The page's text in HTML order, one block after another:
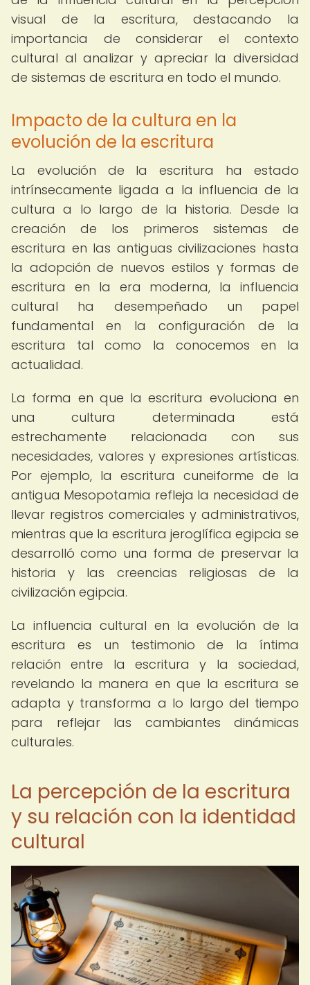
visual de la escritura, destacando la
importancia de considerar el contexto
cultural al analizar y apreciar la diversidad
de sistemas de escritura en todo el mundo.
Impacto de la cultura en la
evolución de la escritura
La evolución de la escritura ha estado
intrínsecamente ligada a la influencia de la
cultura a lo largo de la historia. Desde la
creación de los primeros sistemas de
escritura en las antiguas civilizaciones hasta
la adopción de nuevos estilos y formas de
escritura en la era moderna, la influencia
cultural ha desempeñado un papel
fundamental en la configuración de la
escritura tal como la conocemos en la
actualidad.
La forma en que la escritura evoluciona en
una cultura determinada está
estrechamente relacionada con sus
necesidades, valores y expresiones artísticas.
Por ejemplo, la escritura cuneiforme de la
antigua Mesopotamia refleja la necesidad de
llevar registros comerciales y administrativos,
mientras que la escritura jeroglífica egipcia se
desarrolló como una forma de preservar la
historia y las creencias religiosas de la
civilización egipcia.
La influencia cultural en la evolución de la
escritura es un testimonio de la íntima
relación entre la escritura y la sociedad,
revelando la manera en que la escritura se
adapta y transforma a lo largo del tiempo
para reflejar las cambiantes dinámicas
culturales.
La percepción de la escritura
y su relación con la identidad
cultural